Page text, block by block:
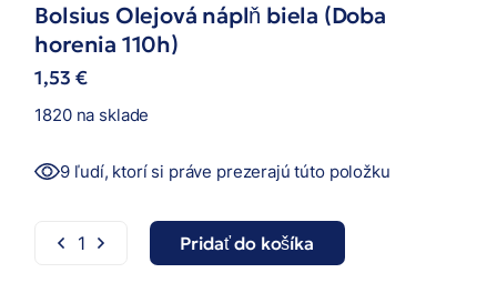
Bolsius Olejová náplň biela (Doba
horenia 110h)
1,53 €
1820 na sklade
9 ľudí, ktorí si práve prezerajú túto položku
Bolsius Olejová náplň biela (Doba horenia 110h)
Pridať do košíka